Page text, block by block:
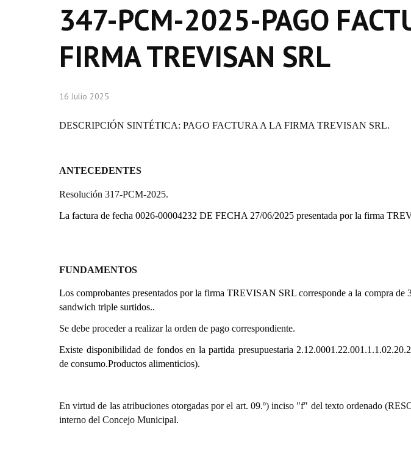
347-PCM-2025-PAGO
FIRMA TREVISAN SRL
16 Julio 2025
DESCRIPCIÓN SINTÉTICA: PAGO FACTURA A LA FIRMA TREVISAN SRL.
ANTECEDENTES
Resolución 317-PCM-2025.
La factura de fecha 0026-00004232 DE FECHA 27/06/2025 presentada por la firma
FUNDAMENTOS
Los comprobantes presentados por la firmaTREVISAN SRL corresponde a la compra de
sandwich triple surtidos..
Se debe proceder a realizar la orden de pago correspondiente.
Existe disponibilidad de fondos en la partida presupuestaria
de consumo.Productos alimenticios).
En virtud de las atribuciones otorgadas por el art. 09.º) inciso "f" del texto ordenado
interno del Concejo Municipal.